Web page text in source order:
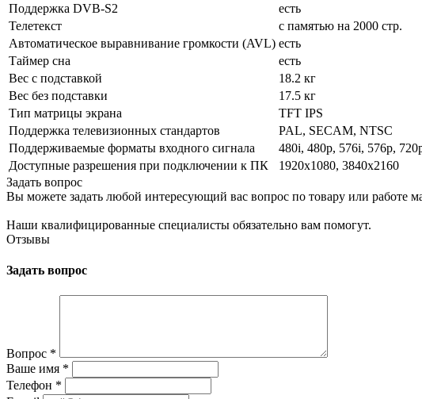
Поддержка DVB-S2
есть
Телетекст
с памятью на 2000 стр.
Автоматическое выравнивание громкости (AVL) есть
Таймер сна
есть
Вес с подставкой
18.2 кг
Вес без подставки
17.5 кг
Тип матрицы экрана
TFT IPS
Поддержка телевизионных стандартов
PAL, SECAM, NTSC
Поддерживаемые форматы входного сигнала
480i, 480p, 576i, 576p,
Доступные разрешения при подключении к ПК
1920x1080, 3840x2160
Задать вопрос
Вы можете задать любой интересующий вас вопрос по товару или работе
Наши квалифицированные специалисты обязательно вам помогут.
Отзывы
Задать вопрос
Вопрос *
Ваше имя *
Телефон *